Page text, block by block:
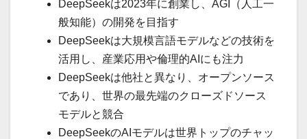
DeepSeekは2023年に創業し、AGI（人工一
般知能）の開発を目指す
DeepSeekは大規模言語モデルなどの技術を
活用し、産業応用や倫理的AIにも注力
DeepSeekは他社と異なり、オープンソース
であり、世界の最先端のクローズドソース
モデルと競合
DeepSeekのAIモデルは世界トップのチャッ